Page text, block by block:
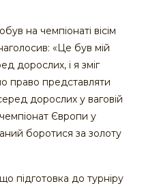
на чемпіонаті вісім
«Це був мій
дорослих, і я зміг
право представляти
дорослих у ваговій
Європи у
боротися за золоту
підготовка до турніру